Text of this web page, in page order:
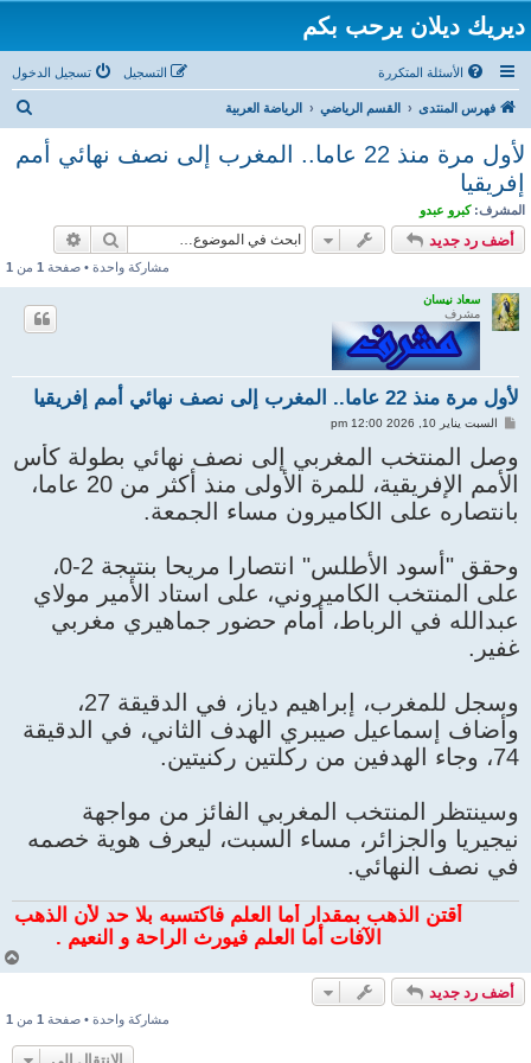
ديريك ديلان يرحب بكم
الأسئلة المتكررة تسجيل الدخول التسجيل
فهرس المنتدى القسم الرياضي الرياضة العربية
لأول مرة منذ 22 عاما.. المغرب إلى نصف نهائي أمم
إفريقيا
المشرف: كبرو عبدو
أضف رد جديد بحث
مشاركة واحدة • صفحة 1 من 1
سعاد نيسان
مشرف
لأول مرة منذ 22 عاما.. المغرب إلى نصف نهائي أمم إفريقيا
ر
ك
ة
السبت يناير 10, 2026 12:00 pm
وصل المنتخب المغربي إلى نصف نهائي بطولة كأس
الأمم الإفريقية، للمرة الأولى منذ أكثر من 20 عاما،
بانتصاره على الكاميرون مساء الجمعة.
وحقق "أسود الأطلس" انتصارا مريحا بنتيجة 2-0،
على المنتخب الكاميروني، على استاد الأمير مولاي
عبدالله في الرباط، أمام حضور جماهيري مغربي
غفير.
وسجل للمغرب، إبراهيم دياز، في الدقيقة 27،
وأضاف إسماعيل صيبري الهدف الثاني، في الدقيقة
74، وجاء الهدفين من ركلتين ركنيتين.
وسينتظر المنتخب المغربي الفائز من مواجهة
نيجيريا والجزائر، مساء السبت، ليعرف هوية خصمه
في نصف النهائي.
أقتن الذهب بمقدار أما العلم فاكتسبه بلا حد لأن الذهب
الآفات أما العلم فيورث الراحة و النعيم .
أضف رد جديد
مشاركة واحدة • صفحة 1 من 1